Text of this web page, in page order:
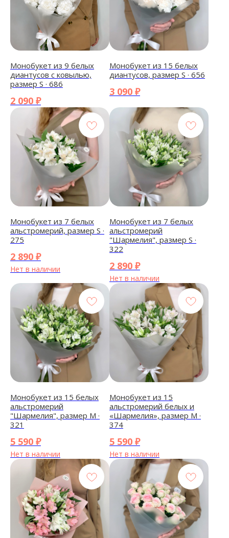
Монобукет из 9 белых
диантусов с ковылью,
размер S · 686
2 090 ₽
Монобукет из 15 белых
диантусов, размер S · 656
3 090 ₽
Монобукет из 7 белых
альстромерий, размер S ·
275
2 890 ₽
Нет в наличии
Монобукет из 7 белых
альстромерий
"Шармелия", размер S ·
322
2 890 ₽
Нет в наличии
Монобукет из 15 белых
альстромерий
"Шармелия", размер М ·
321
5 590 ₽
Нет в наличии
Монобукет из 15
альстромерий белых и
«Шармелия», размер М ·
374
5 590 ₽
Нет в наличии